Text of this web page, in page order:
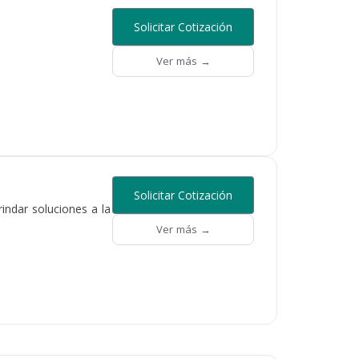
Solicitar Cotización
Ver más →
soluciones a la
Solicitar Cotización
Ver más →